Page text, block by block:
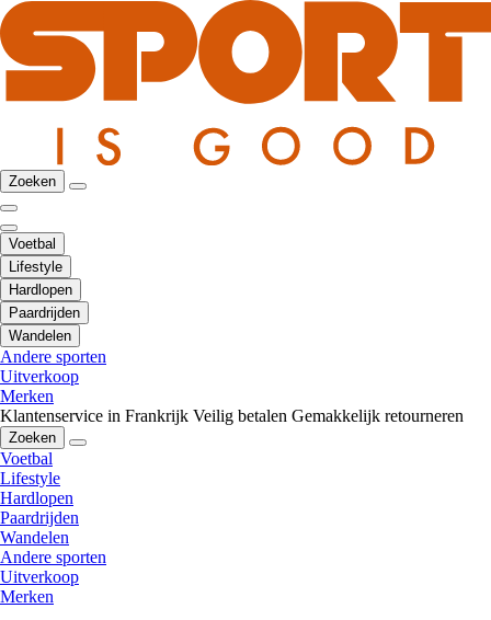
Zoeken
Voetbal
Lifestyle
Hardlopen
Paardrijden
Wandelen
Andere sporten
Uitverkoop
Merken
Klantenservice in Frankrijk Veilig betalen Gemakkelijk retourneren
Zoeken
Voetbal
Lifestyle
Hardlopen
Paardrijden
Wandelen
Andere sporten
Uitverkoop
Merken